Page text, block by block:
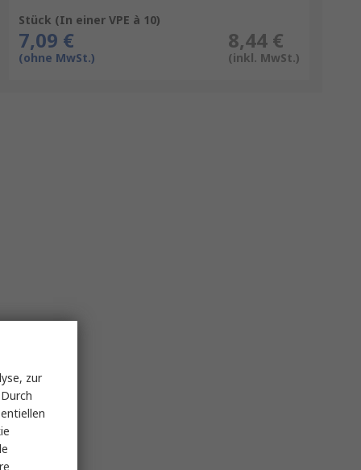
Stück (In einer VPE à 10)
7,09 €
(ohne MwSt.)
8,44 €
(inkl. MwSt.)
zur